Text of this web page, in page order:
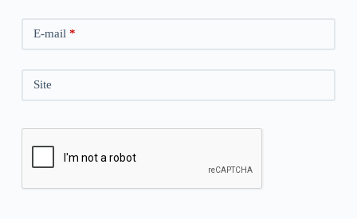
E-mail*
Site